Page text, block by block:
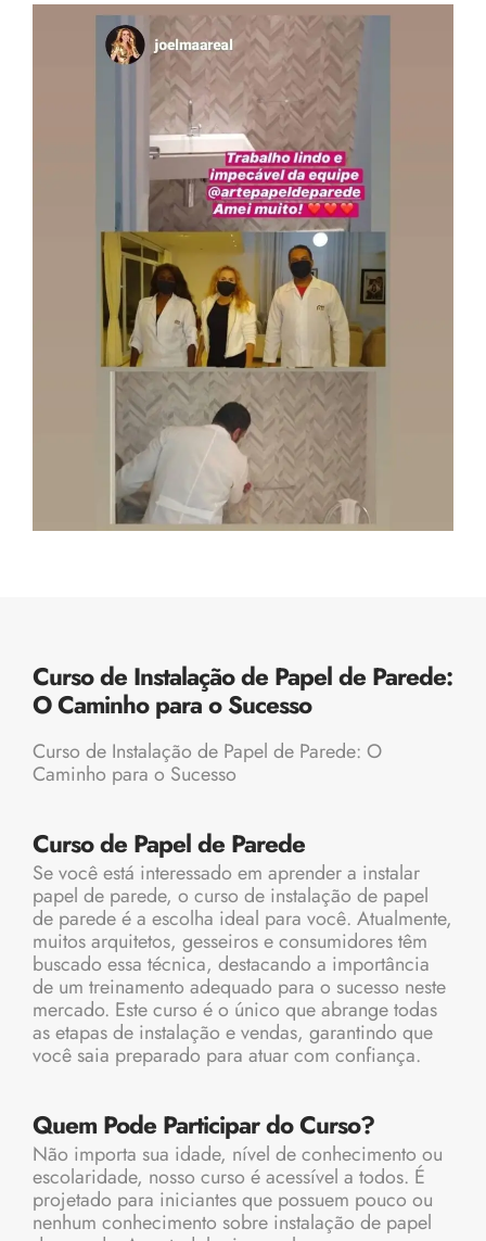
Curso de Instalação de Papel de Parede:
O Caminho para o Sucesso
Curso de Instalação de Papel de Parede: O
Caminho para o Sucesso
Curso de Papel de Parede
Se você está interessado em aprender a instalar
papel de parede, o curso de instalação de papel
de parede é a escolha ideal para você. Atualmente,
muitos arquitetos, gesseiros e consumidores têm
buscado essa técnica, destacando a importância
de um treinamento adequado para o sucesso neste
mercado. Este curso é o único que abrange todas
as etapas de instalação e vendas, garantindo que
você saia preparado para atuar com confiança.
Quem Pode Participar do Curso?
Não importa sua idade, nível de conhecimento ou
escolaridade, nosso curso é acessível a todos. É
projetado para iniciantes que possuem pouco ou
nenhum conhecimento sobre instalação de papel